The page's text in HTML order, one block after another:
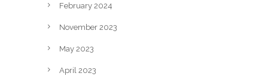
February 2024
November 2023
May 2023
April 2023